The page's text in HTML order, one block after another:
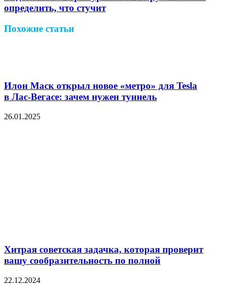
определить, что стучит
Похожие статьи
Илон Маск открыл новое «метро» для Tesla
в Лас-Вегасе: зачем нужен туннель
26.01.2025
Хитрая советская задачка, которая проверит
вашу сообразительность по полной
22.12.2024